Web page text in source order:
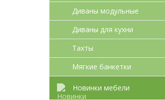
Диваны модульные
Диваны для кухни
Тахты
Мягкие банкетки
Новинки мебели